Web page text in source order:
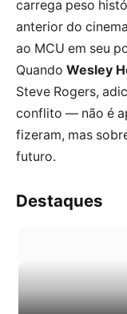
carrega peso
anterior do
ao MCU em seu
Quando Wesley
Steve Rogers,
conflito — não é
fizeram, mas
futuro.
Destaques